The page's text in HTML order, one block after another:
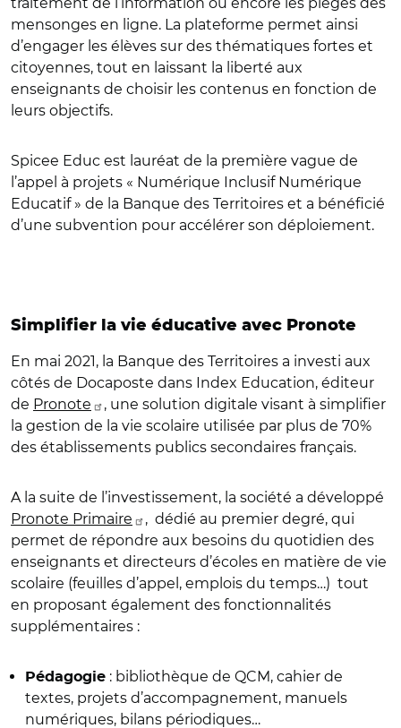
mensonges en ligne. La plateforme permet ainsi
d’engager les élèves sur des thématiques fortes et
citoyennes, tout en laissant la liberté aux
enseignants de choisir les contenus en fonction de
leurs objectifs.
Spicee Educ est lauréat de la première vague de
l’appel à projets « Numérique Inclusif Numérique
Educatif » de la Banque des Territoires et a bénéficié
d’une subvention pour accélérer son déploiement.
Simplifier la vie éducative avec Pronote
En mai 2021, la Banque des Territoires a investi aux
côtés de Docaposte dans Index Education, éditeur
de Pronote
, une solution digitale visant à simplifier
la gestion de la vie scolaire utilisée par plus de 70%
des établissements publics secondaires français.
A la suite de l’investissement, la société a développé
Pronote Primaire
, dédié au premier degré, qui
permet de répondre aux besoins du quotidien des
enseignants et directeurs d’écoles en matière de vie
scolaire (feuilles d’appel, emplois du temps…) tout
en proposant également des fonctionnalités
supplémentaires :
Pédagogie : bibliothèque de QCM, cahier de
textes, projets d’accompagnement, manuels
numériques, bilans périodiques…